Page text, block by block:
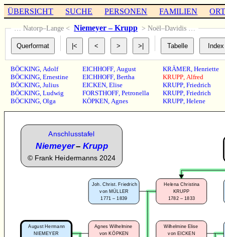
ÜBERSICHT SUCHE PERSONEN FAMILIEN
… Natorp–Lange < Niemeyer – Krupp > Noël–Davidis …
BÖCKING,Adolf
BÖCKING,Ernestine
BÖCKING,Julius
BÖCKING,Ludwig
BÖCKING,Olga
EICHHOFF, August
EICHHOFF, Bertha
EICKEN, Elise
FORSTHOFF, Petronella
KÖPKEN, Agnes
KRÄMER, Henriette
KRUPP, Alfred
KRUPP, Friedrich
KRUPP, Friedrich
KRUPP, Helene
Anschlusstafel
Niemeyer–Krupp
© Frank Heidermanns 2024
Wilhelmine Elise
von EICKEN
August Hermann
NIEMEYER
Agnes Wilhelmine
von KÖPKEN
Joh. Christ. Friedrich
von MÜLLER
1771 – 1839
Helena Christina
KRUPP
1782 – 1833